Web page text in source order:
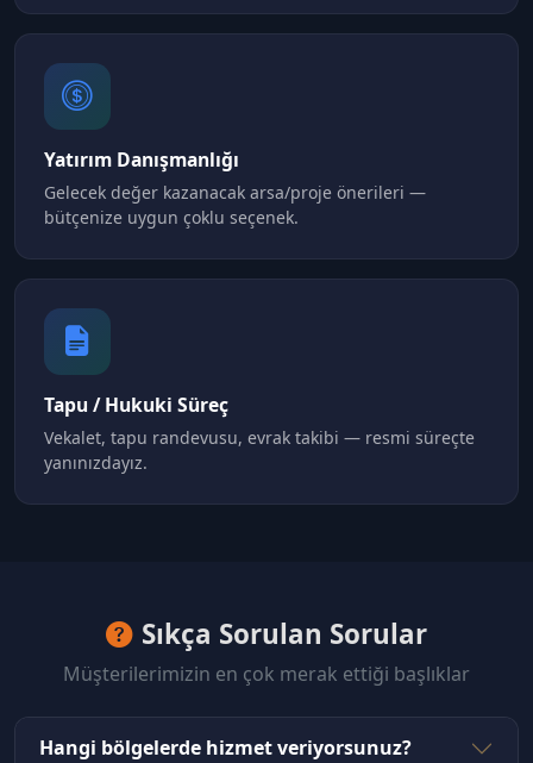
Yatırım Danışmanlığı
Gelecek değer kazanacak arsa/proje önerileri —
bütçenize uygun çoklu seçenek.
Tapu / Hukuki Süreç
Vekalet, tapu randevusu, evrak takibi — resmi süreçte
yanınızdayız.
Sıkça Sorulan Sorular
Müşterilerimizin en çok merak ettiği başlıklar
Hangi bölgelerde hizmet veriyorsunuz?